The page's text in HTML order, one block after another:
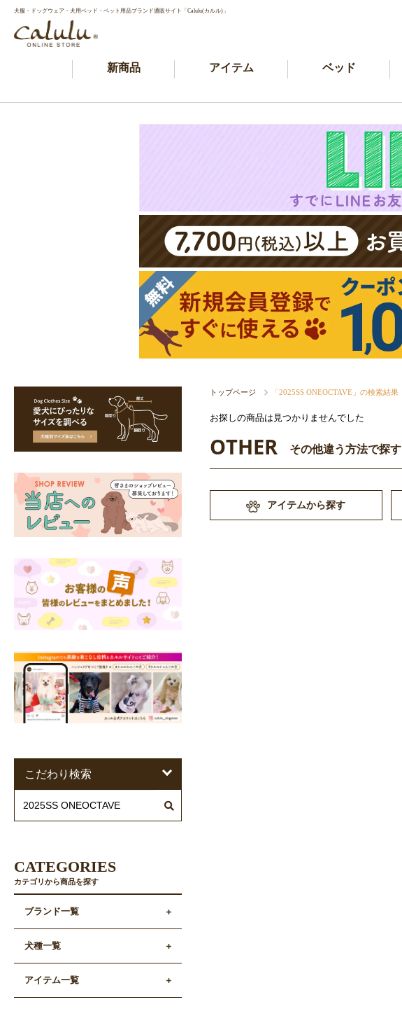
犬服・ドッグウェア・犬用ベッド・ペット用品ブランド通販サイト「Calulu(カルル)」
新商品 アイテム ベッド
トップページ 「2025SS ONEOCTAVE」の検索結果
お探しの商品は見つかりませんでした
OTHER その他違う方法で探す
アイテムから探す
こだわり検索
CATEGORIES
カテゴリから商品を探す
ブランド一覧
犬種一覧
アイテム一覧